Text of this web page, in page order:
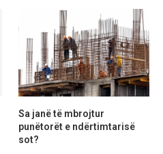
Sa janë të mbrojtur
punëtorët e ndërtimtarisë
sot?